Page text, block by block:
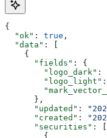
{
  "ok"
: true ,
  "data"
: [
    {
      "fields"
: {
        "logo_dark"
:
        "logo_light"
:
      },
      "updated"
:
      "created"
:
      "securities"
: [
        {